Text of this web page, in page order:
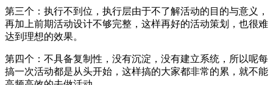
第三个：执行不到位，执行层由于不了解活动的目的与意义，
再加上前期活动设计不够完整，这样再好的活动策划，也很难
达到理想的效果。
第四个：不具备复制性，没有沉淀，没有建立系统，所以呢每
搞一次活动都是从头开始，这样搞的大家都非常的累，就不能